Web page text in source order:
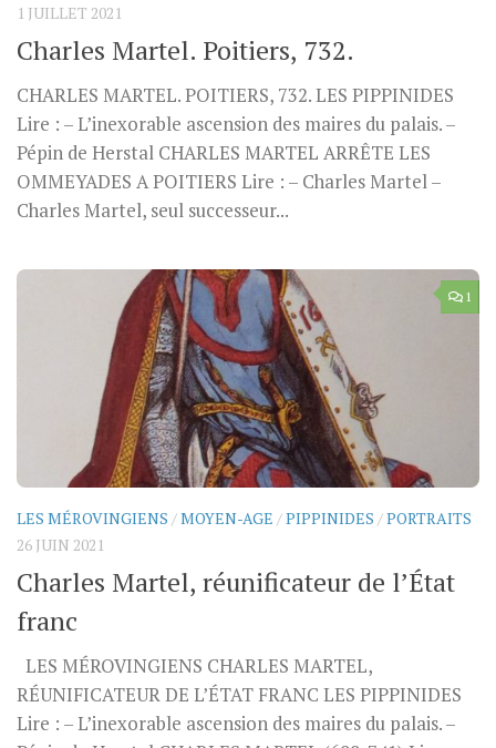
1 JUILLET 2021
Charles Martel. Poitiers, 732.
CHARLES MARTEL. POITIERS, 732. LES PIPPINIDES
Lire : – L’inexorable ascension des maires du palais. –
Pépin de Herstal CHARLES MARTEL ARRÊTE LES
OMMEYADES A POITIERS Lire : – Charles Martel –
Charles Martel, seul successeur...
1
LES MÉROVINGIENS /MOYEN-AGE /PIPPINIDES /PORTRAITS
26 JUIN 2021
Charles Martel, réunificateur de l’État
franc
LES MÉROVINGIENS CHARLES MARTEL,
RÉUNIFICATEUR DE L’ÉTAT FRANC LES PIPPINIDES
Lire : – L’inexorable ascension des maires du palais. –